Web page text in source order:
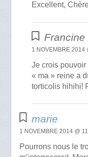
Excellent,
Francine
1 NOVEMBRE 2014
Je crois
« ma » reine a
torticolis hihihi!
marie
1 NOVEMBRE 2014 @
Pourrons nous le